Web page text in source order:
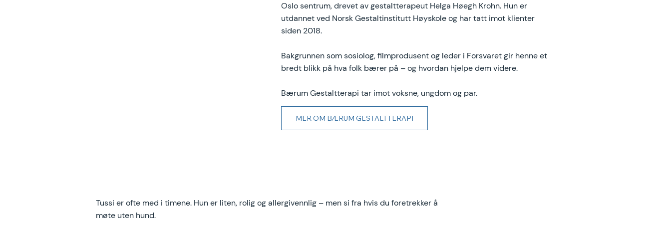
Oslo sentrum, drevet av gestaltterapeut Helga Høegh Krohn. Hun er
utdannet ved Norsk Gestaltinstitutt Høyskole og har tatt imot klienter
siden 2018.
Bakgrunnen som sosiolog, filmprodusent og leder i Forsvaret gir henne et
bredt blikk på hva folk bærer på – og hvordan hjelpe dem videre.
Bærum Gestaltterapi tar imot voksne, ungdom og par.
MER OM BÆRUM GESTALTTERAPI
Tussi er ofte med i timene. Hun er liten, rolig og allergivennlig – men si fra hvis du foretrekker å
møte uten hund.